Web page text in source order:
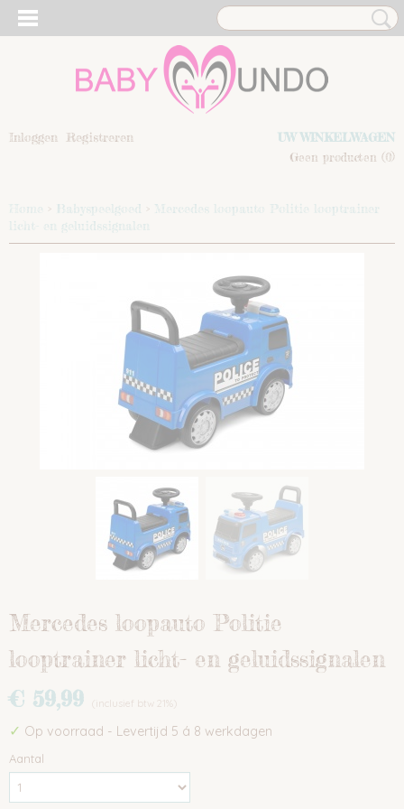
Inloggen Registreren
UW WINKELWAGEN
Geen producten (0)
Home > Babyspeelgoed > Mercedes loopauto Politie looptrainer
licht- en geluidssignalen
Mercedes loopauto Politie
looptrainer licht- en geluidssignalen
€ 59,99 (inclusief btw 21%)
✓ Op voorraad - Levertijd 5 á 8 werkdagen
Aantal